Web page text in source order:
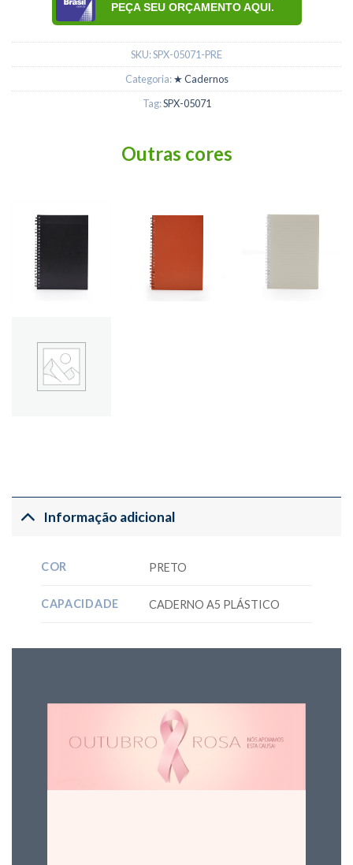
PEÇA SEU ORÇAMENTO AQUI.
SKU:SPX-05071-PRE
Categoria:★ Cadernos
Tag:SPX-05071
Outras cores
Informação adicional
COR PRETO
CAPACIDADE CADERNO A5 PLÁSTICO